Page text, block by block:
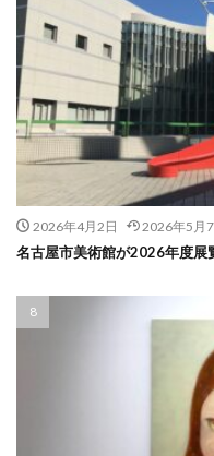
2026年4月2日 2026年5月
名古屋市美術館が2026年度展